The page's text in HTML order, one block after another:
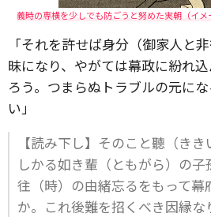
義時の専横を少しでも防ごうと努めた実朝（イ
「それを許せば身分（御家人と
昧になり、やがては幕政に紛れ
ろう。つまらぬトラブルの元に
い」
【読み下し】そのこと聽（きき
しかる如き輩（ともがら）の
往（時）の由緒忘るをもって幕
か。これ後難を招くべき因縁